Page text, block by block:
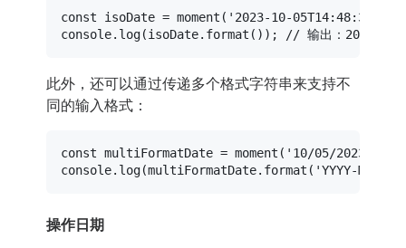
const isoDate = moment ( '2023-10-05T14:48:32Z'
console. log(isoDate. format ()); // 输出：2023-10-
此外，还可以通过传递多个格式字符串来支持不
同的输入格式：
const multiFormatDate = moment ( '10/05/2023'
console. log(multiFormatDate. format ( 'YYYY-MM-DD'
操作日期